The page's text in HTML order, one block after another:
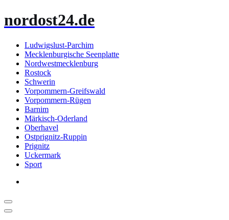
Inhalt
nordost24.de
Ludwigslust-Parchim
Mecklenburgische Seenplatte
Nordwestmecklenburg
Rostock
Schwerin
Vorpommern-Greifswald
Vorpommern-Rügen
Barnim
Märkisch-Oderland
Oberhavel
Ostprignitz-Ruppin
Prignitz
Uckermark
Sport